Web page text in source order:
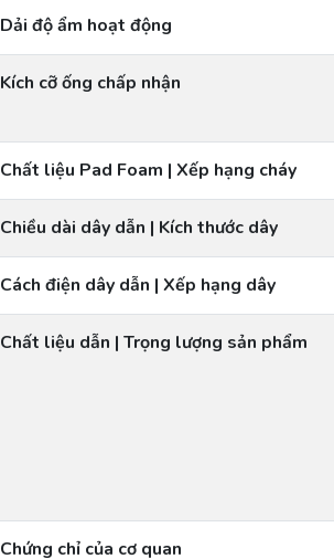
Dải độ ẩm hoạt động
Kích cỡ ống chấp nhận
Chất liệu Pad Foam | Xếp hạng cháy
Chiều dài dây dẫn | Kích thước dây
Cách điện dây dẫn | Xếp hạng dây
Chất liệu dẫn | Trọng lượng sản phẩm
Chứng chỉ của cơ quan